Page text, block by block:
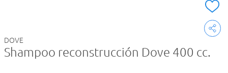
DOVE
Shampoo reconstrucción Dove 400 cc.